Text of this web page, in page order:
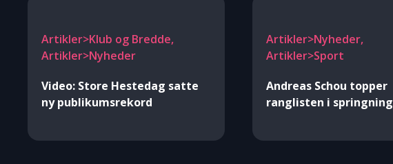
Artikler>Klub og Bredde,
Artikler>Nyheder
Video: Store Hestedag satte
ny publikumsrekord
Artikler>Nyheder,
Artikler>Sport
Andreas Schou topper
ranglisten i springning